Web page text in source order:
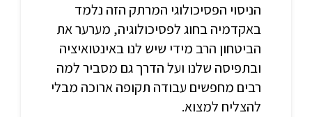
הניסוי הפסיכולוגי המרתק הזה נלמד
באקדמיה בחוג לפסיכולוגיה, מערער את
הביטחון הרב מידי שיש לנו באינטואיציה
ובתפיסה שלנו ועל הדרך גם מסביר למה
רבים מחפשים עבודה תקופה ארוכה מבלי
להצליח למצוא.